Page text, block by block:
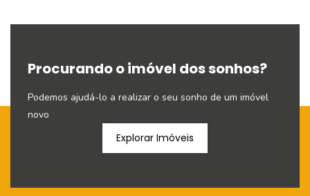
Procurando o imóvel dos sonhos?
Podemos ajudá-lo a realizar o seu sonho de um imóvel
novo
Explorar Imóveis